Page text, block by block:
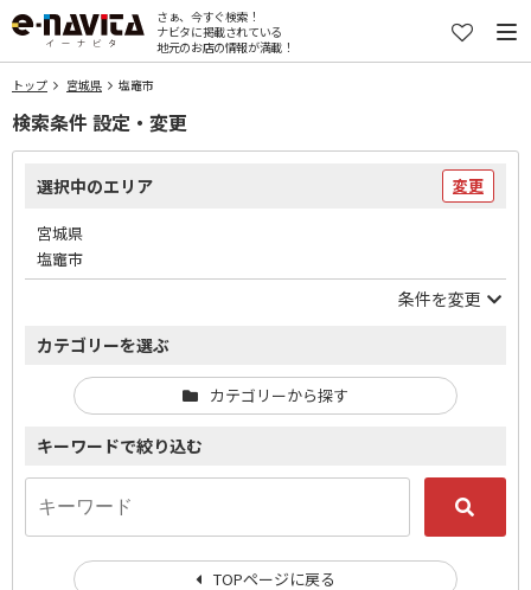
さぁ、今すぐ検索！
ナビタに掲載されている
地元のお店の情報が満載！
トップ 宮城県 塩竈市
検索条件 設定・変更
選択中のエリア 変更
宮城県
塩竈市
条件を変更
カテゴリーを選ぶ
カテゴリーから探す
キーワードで絞り込む
TOPページに戻る